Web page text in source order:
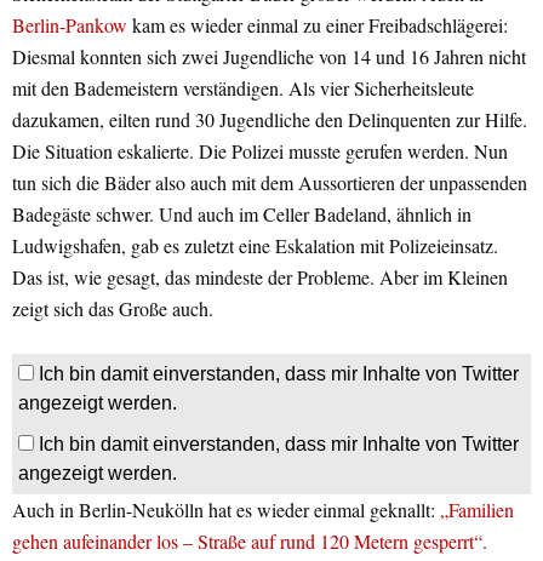
Berlin-Pankow kam es wieder einmal zu einer Freibadschlägerei:
Diesmal konnten sich zwei Jugendliche von 14 und 16 Jahren nicht
mit den Bademeistern verständigen. Als vier Sicherheitsleute
dazukamen, eilten rund 30 Jugendliche den Delinquenten zur Hilfe.
Die Situation eskalierte. Die Polizei musste gerufen werden. Nun
tun sich die Bäder also auch mit dem Aussortieren der unpassenden
Badegäste schwer. Und auch im Celler Badeland, ähnlich in
Ludwigshafen, gab es zuletzt eine Eskalation mit Polizeieinsatz.
Das ist, wie gesagt, das mindeste der Probleme. Aber im Kleinen
zeigt sich das Große auch.
Ich bin damit einverstanden, dass mir Inhalte von Twitter
angezeigt werden.
Ich bin damit einverstanden, dass mir Inhalte von Twitter
angezeigt werden.
Auch in Berlin-Neukölln hat es wieder einmal geknallt: „Familien
gehen aufeinander los – Straße auf rund 120 Metern gesperrt“.